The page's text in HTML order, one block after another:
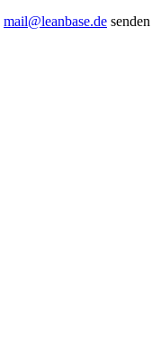
mail@leanbase.de senden